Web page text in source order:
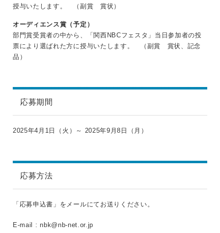
授与いたします。 （副賞 賞状）
オーディエンス賞（予定）
部門賞受賞者の中から、「関西NBCフェスタ」当日参加者の投
票により選ばれた方に授与いたします。 （副賞 賞状、記念
品）
応募期間
2025年4月1日（火）～ 2025年9月8日（月）
応募方法
「応募申込書」をメールにてお送りください。
E-mail :nbk@nb-net.or.jp